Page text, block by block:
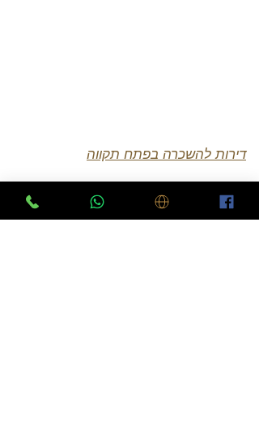
דירות להשכרה בפתח תקווה
יצירת קשר